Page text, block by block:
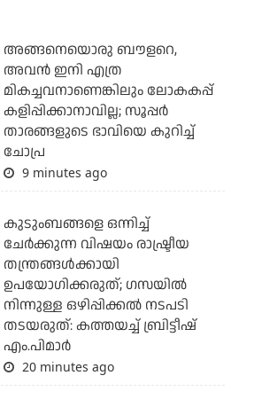
അങ്ങനെയൊരു ബൗളറെ,
അവന്‍ ഇനി എത്ര
മികച്ചവനാണെങ്കിലും ലോകകപ്പ്
കളിപ്പിക്കാനാവില്ല; സൂപ്പര്‍
താരങ്ങളുടെ ഭാവിയെ കുറിച്ച്
ചോപ്ര
9 minutes ago
കുടുംബങ്ങളെ ഒന്നിച്ച്
ചേര്‍ക്കുന്ന വിഷയം രാഷ്ട്രീയ
തന്ത്രങ്ങള്‍ക്കായി
ഉപയോഗിക്കരുത്; ഗസയില്‍
നിന്നുള്ള ഒഴിപ്പിക്കല്‍ നടപടി
തടയരുത്: കത്തയച്ച് ബ്രിട്ടീഷ്
എം.പിമാര്‍
20 minutes ago